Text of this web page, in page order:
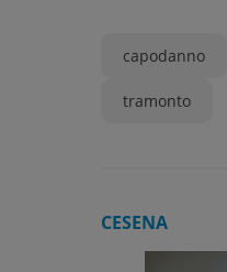
capodanno
tramonto
CESENA